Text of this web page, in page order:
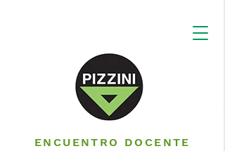
ENCUENTRO DOCENTE